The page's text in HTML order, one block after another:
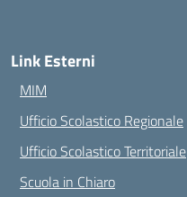
Link Esterni
MIM
Ufficio Scolastico Regionale
Ufficio Scolastico Territoriale
Scuola in Chiaro